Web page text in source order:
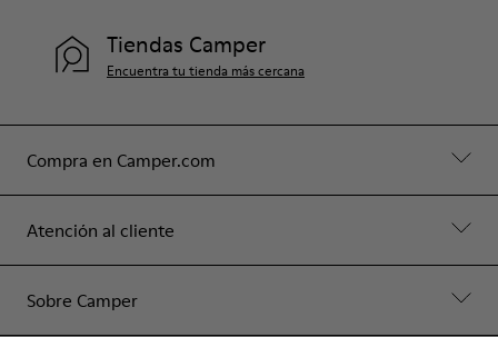
Compra en Camper.com
Atención al cliente
Sobre Camper
Tiendas Camper
Encuentra tu tienda más cercana